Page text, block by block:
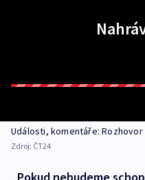
Události, komentáře:
Zdroj: ČT24